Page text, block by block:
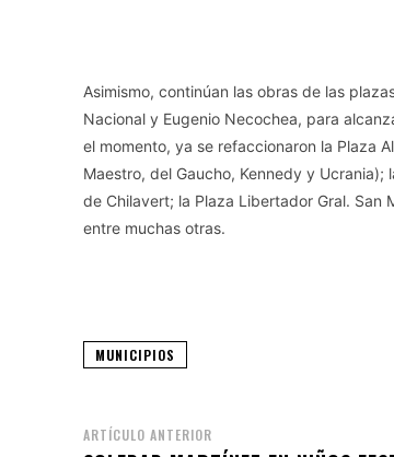
Asimismo, continúan las obras de las
Nacional y Eugenio Necochea, para
el momento, ya se refaccionaron la Plaza
Maestro, del Gaucho, Kennedy y Ucrania);
de Chilavert; la Plaza Libertador Gral.
entre muchas otras.
MUNICIPIOS
ARTÍCULO ANTERIOR